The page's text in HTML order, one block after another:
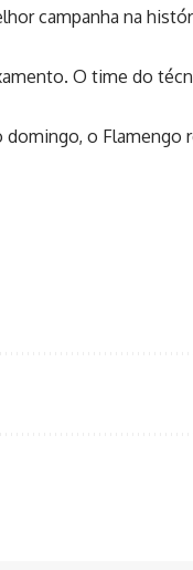
campanha na
O time do
o Flamengo